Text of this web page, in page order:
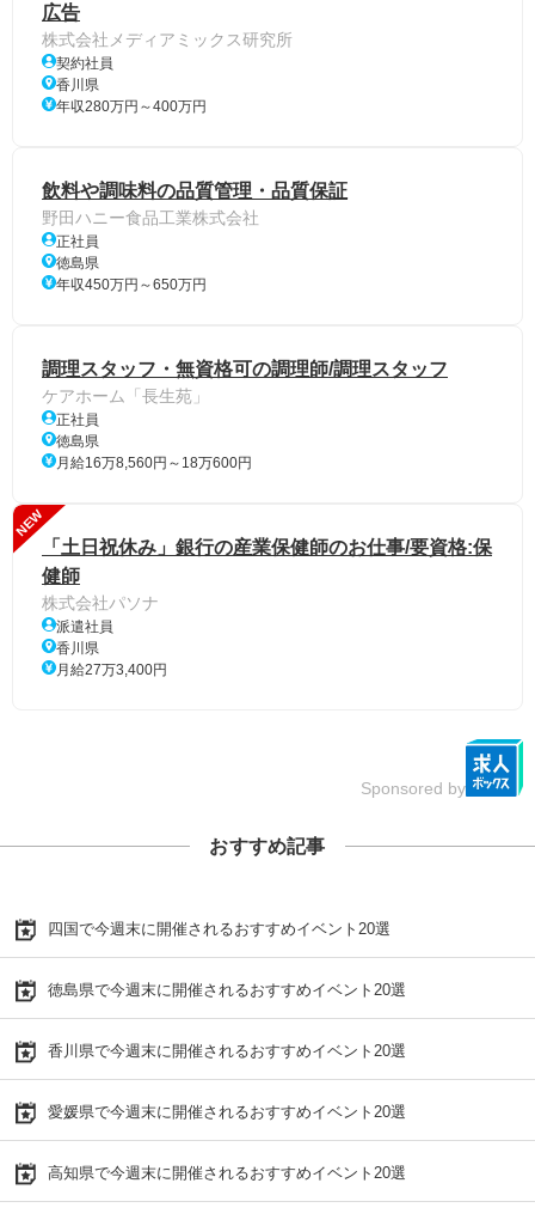
広告
株式会社メディアミックス研究所
契約社員
香川県
年収280万円～400万円
飲料や調味料の品質管理・品質保証
野田ハニー食品工業株式会社
正社員
徳島県
年収450万円～650万円
調理スタッフ・無資格可の調理師/調理スタッフ
ケアホーム「長生苑」
正社員
徳島県
月給16万8,560円～18万600円
NEW
「土日祝休み」銀行の産業保健師のお仕事/要資格:保
健師
株式会社パソナ
派遣社員
香川県
月給27万3,400円
Sponsored by
おすすめ記事
四国で今週末に開催されるおすすめイベント20選
徳島県で今週末に開催されるおすすめイベント20選
香川県で今週末に開催されるおすすめイベント20選
愛媛県で今週末に開催されるおすすめイベント20選
高知県で今週末に開催されるおすすめイベント20選